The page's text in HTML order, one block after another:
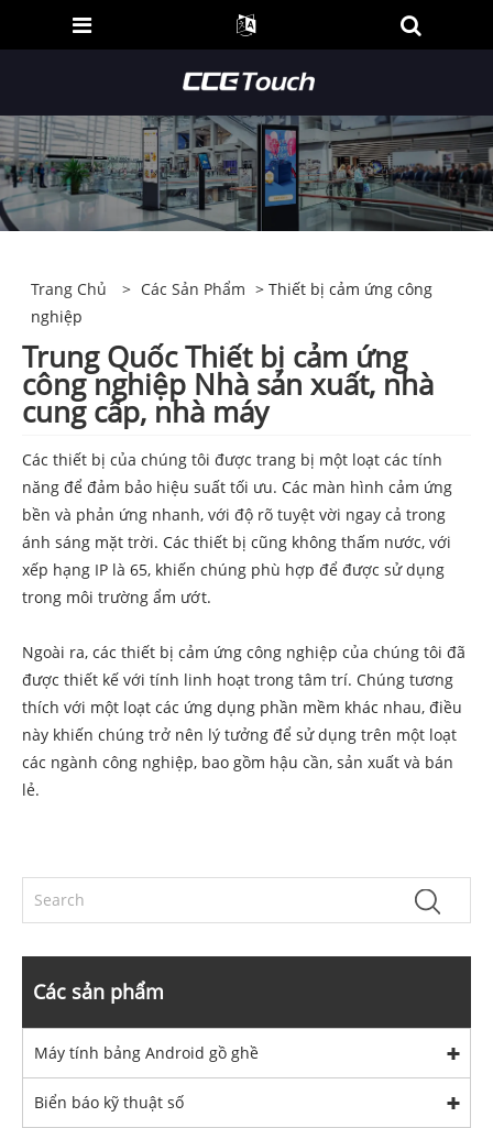
Trang Chủ > Các Sản Phẩm > Thiết bị cảm ứng công
nghiệp
Trung Quốc Thiết bị cảm ứng
công nghiệp Nhà sản xuất, nhà
cung cấp, nhà máy
Các thiết bị của chúng tôi được trang bị một loạt các tính
năng để đảm bảo hiệu suất tối ưu. Các màn hình cảm ứng
bền và phản ứng nhanh, với độ rõ tuyệt vời ngay cả trong
ánh sáng mặt trời. Các thiết bị cũng không thấm nước, với
xếp hạng IP là 65, khiến chúng phù hợp để được sử dụng
trong môi trường ẩm ướt.
Ngoài ra, các thiết bị cảm ứng công nghiệp của chúng tôi đã
được thiết kế với tính linh hoạt trong tâm trí. Chúng tương
thích với một loạt các ứng dụng phần mềm khác nhau, điều
này khiến chúng trở nên lý tưởng để sử dụng trên một loạt
các ngành công nghiệp, bao gồm hậu cần, sản xuất và bán
lẻ.
Các sản phẩm
Máy tính bảng Android gồ ghề
Biển báo kỹ thuật số